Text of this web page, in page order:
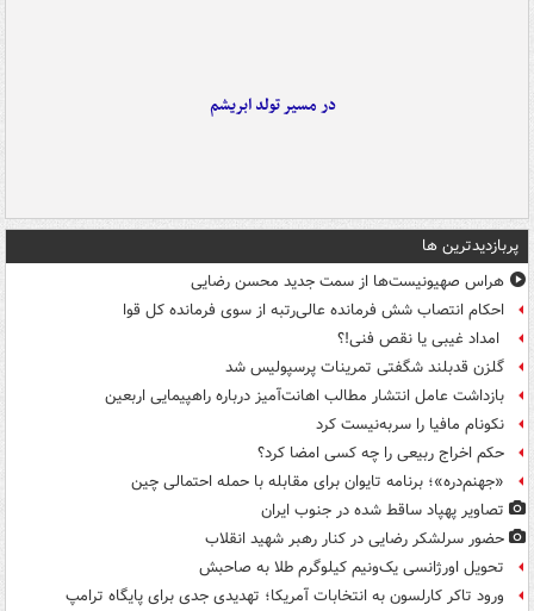
در مسیر تولد ابریشم
پربازدیدترین ها
هراس صهیونیست‌ها از سمت جدید محسن رضایی
احکام انتصاب شش فرمانده عالی‌رتبه از سوی فرمانده کل قوا
امداد غیبی یا نقص فنی!؟
گلزن قدبلند شگفتی تمرینات پرسپولیس شد
بازداشت عامل انتشار مطالب اهانت‌آمیز درباره راهپیمایی اربعین
نکونام مافیا را سربه‌نیست کرد
حکم اخراج ربیعی را چه کسی امضا کرد؟
«جهنم‌دره»؛ برنامه تایوان برای مقابله با حمله احتمالی چین
تصاویر پهپاد ساقط شده در جنوب ایران
حضور سرلشکر رضایی در کنار رهبر شهید انقلاب
تحویل اورژانسی یک‌ونیم کیلوگرم طلا به صاحبش
ورود تاکر کارلسون به انتخابات آمریکا؛ تهدیدی جدی برای پایگاه ترامپ